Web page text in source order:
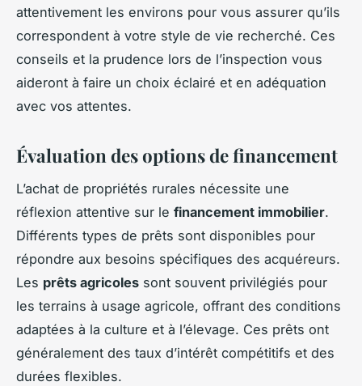
attentivement les environs pour vous assurer qu’ils
correspondent à votre style de vie recherché. Ces
conseils et la prudence lors de l’inspection vous
aideront à faire un choix éclairé et en adéquation
avec vos attentes.
Évaluation des options de financement
L’achat de propriétés rurales nécessite une
réflexion attentive sur le financement immobilier.
Différents types de prêts sont disponibles pour
répondre aux besoins spécifiques des acquéreurs.
Les prêts agricoles sont souvent privilégiés pour
les terrains à usage agricole, offrant des conditions
adaptées à la culture et à l’élevage. Ces prêts ont
généralement des taux d’intérêt compétitifs et des
durées flexibles.